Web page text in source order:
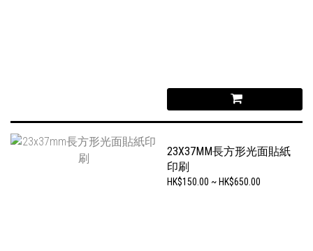
23X37MM長方形光面貼紙
印刷
HK$150.00 ~ HK$650.00